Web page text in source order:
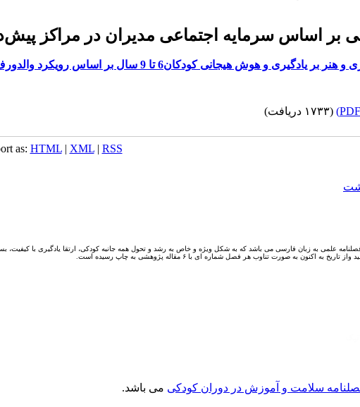
بر اساس سرمایه اجتماعی مدیران در مراکز
هنر بر یادگیری و هوش هیجانی کودکان6 تا 9 سال بر اساس رویکرد والدورف
(۱۷۳۳ دریافت)
as: HTML| XML| RSS
علمی به زبان فارسی می باشد که به شکل ویژه و خاص به رشد و تحول همه جانبه کودکی، ارتقا یادگیری با
سلامت و آموزش در دوران کودکی می باشد.